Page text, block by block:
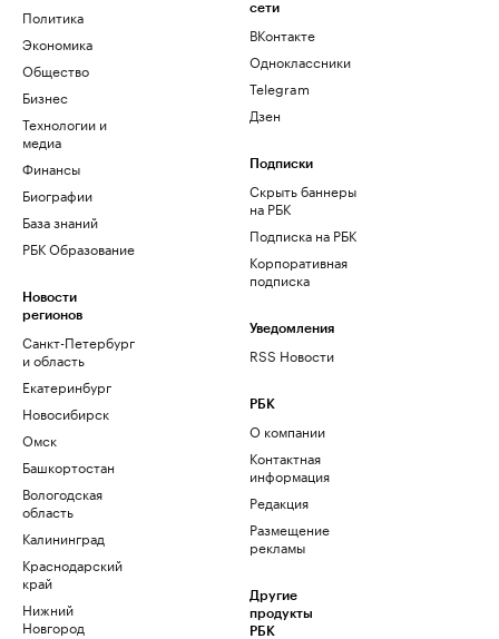
Политика
Экономика
Общество
Бизнес
Технологии и
медиа
Финансы
Биографии
База знаний
РБК Образование
Новости
регионов
Санкт-Петербург
и область
Екатеринбург
Новосибирск
Омск
Башкортостан
Вологодская
область
Калининград
Краснодарский
край
Нижний
Новгород
сети
ВКонтакте
Одноклассники
Telegram
Дзен
Подписки
Скрыть баннеры
на РБК
Подписка на РБК
Корпоративная
подписка
Уведомления
RSS Новости
РБК
О компании
Контактная
информация
Редакция
Размещение
рекламы
Другие
продукты
РБК